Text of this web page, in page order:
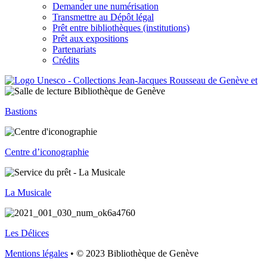
Demander une numérisation
Transmettre au Dépôt légal
Prêt entre bibliothèques (institutions)
Prêt aux expositions
Partenariats
Crédits
Bastions
Centre d’iconographie
La Musicale
Les Délices
Mentions légales • © 2023 Bibliothèque de Genève